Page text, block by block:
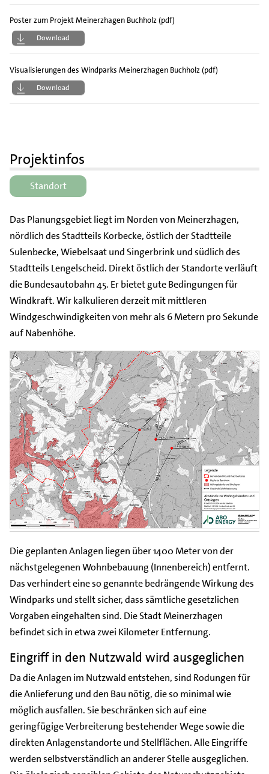
Poster zum Projekt Meinerzhagen Buchholz (pdf)
Download
Visualisierungen des Windparks Meinerzhagen Buchholz (pdf)
Download
Projektinfos
Standort
Das Planungsgebiet liegt im Norden von Meinerzhagen,
nördlich des Stadtteils Korbecke, östlich der Stadtteile
Sulenbecke, Wiebelsaat und Singerbrink und südlich des
Stadtteils Lengelscheid. Direkt östlich der Standorte verläuft
die Bundesautobahn 45. Er bietet gute Bedingungen für
Windkraft. Wir kalkulieren derzeit mit mittleren
Windgeschwindigkeiten von mehr als 6 Metern pro Sekunde
auf Nabenhöhe.
Die geplanten Anlagen liegen über 1400 Meter von der
nächstgelegenen Wohnbebauung (Innenbereich) entfernt.
Das verhindert eine so genannte bedrängende Wirkung des
Windparks und stellt sicher, dass sämtliche gesetzlichen
Vorgaben eingehalten sind. Die Stadt Meinerzhagen
befindet sich in etwa zwei Kilometer Entfernung.
Eingriff in den Nutzwald wird ausgeglichen
Da die Anlagen im Nutzwald entstehen, sind Rodungen für
die Anlieferung und den Bau nötig, die so minimal wie
möglich ausfallen. Sie beschränken sich auf eine
geringfügige Verbreiterung bestehender Wege sowie die
direkten Anlagenstandorte und Stellflächen. Alle Eingriffe
werden selbstverständlich an anderer Stelle ausgeglichen.